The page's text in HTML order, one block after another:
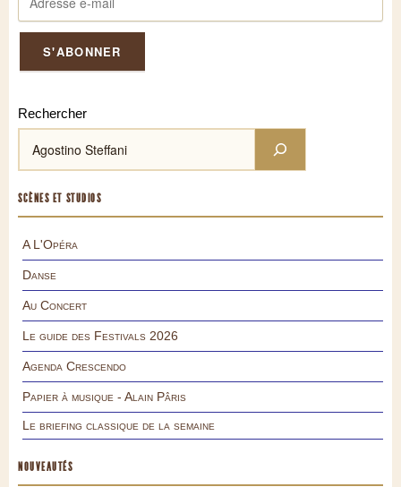
Rechercher
SCÈNES ET STUDIOS
A L'Opéra
Danse
Au Concert
Le guide des Festivals 2026
Agenda Crescendo
Papier à musique - Alain Pâris
Le briefing classique de la semaine
NOUVEAUTÉS